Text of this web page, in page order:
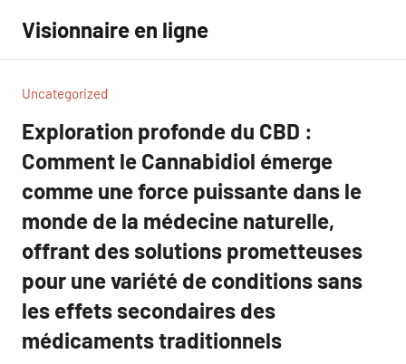
contenu
Visionnaire en ligne
Uncategorized
Exploration profonde du CBD :
Comment le Cannabidiol émerge
comme une force puissante dans le
monde de la médecine naturelle,
offrant des solutions prometteuses
pour une variété de conditions sans
les effets secondaires des
médicaments traditionnels